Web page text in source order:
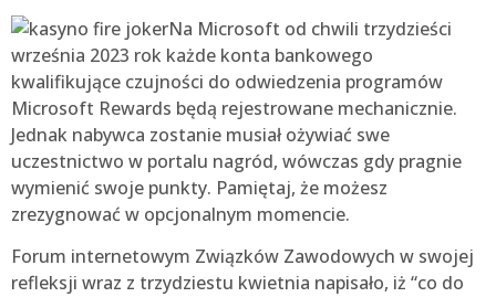
Na Microsoft od chwili trzydzieści
września 2023 rok każde konta bankowego
kwalifikujące czujności do odwiedzenia programów
Microsoft Rewards będą rejestrowane mechanicznie.
Jednak nabywca zostanie musiał ożywiać swe
uczestnictwo w portalu nagród, wówczas gdy pragnie
wymienić swoje punkty. Pamiętaj, że możesz
zrezygnować w opcjonalnym momencie.
Forum internetowym Związków Zawodowych w swojej
refleksji wraz z trzydziestu kwietnia napisało, iż “co do